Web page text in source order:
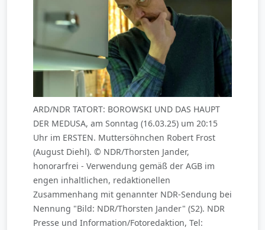
ARD/NDR TATORT: BOROWSKI UND DAS HAUPT
DER MEDUSA, am Sonntag (16.03.25) um 20:15
Uhr im ERSTEN. Muttersöhnchen Robert Frost
(August Diehl). © NDR/Thorsten Jander,
honorarfrei - Verwendung gemäß der AGB im
engen inhaltlichen, redaktionellen
Zusammenhang mit genannter NDR-Sendung bei
Nennung "Bild: NDR/Thorsten Jander" (S2). NDR
Presse und Information/Fotoredaktion, Tel: